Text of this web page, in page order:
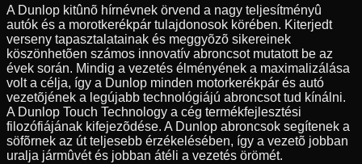
A Dunlop kitûnõ hírnévnek örvend a nagy teljesítményû
autók és a morotkerékpár tulajdonosok körében. Kiterjedt
verseny tapasztalatainak és meggyõzõ sikereinek
köszönhetõen számos innovatív abroncsot mutatott be az
évek során. Mindig a vezetés élményének a maximalizálása
volt a célja, így a Dunlop minden motorkerékpár és autó
vezetõjének a legújabb technológiájú abroncsot tud kínálni.
A Dunlop Touch Technology a cég termékfejlesztési
filozófiájának kifejezõdése. A Dunlop abroncsok segítenek a
söfõrnek az út teljesebb érzékelésében, így a vezetõ jobban
uralja jármûvét és jobban átéli a vezetés örömét.